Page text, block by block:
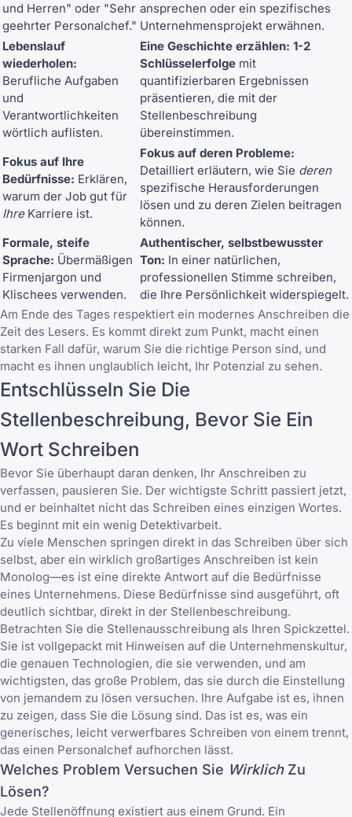
und Herren" oder "Sehr
geehrter Personalchef."
ansprechen oder ein spezifisches
Unternehmensprojekt erwähnen.
Lebenslauf
wiederholen:
Berufliche Aufgaben
und
Verantwortlichkeiten
wörtlich auflisten.
Eine Geschichte erzählen: 1-2
Schlüsselerfolge mit
quantifizierbaren Ergebnissen
präsentieren, die mit der
Stellenbeschreibung
übereinstimmen.
Fokus auf Ihre
Bedürfnisse: Erklären,
warum der Job gut für
IhreKarriere ist.
Fokus auf deren Probleme:
Detailliert erläutern, wie Sie deren
spezifische Herausforderungen
lösen und zu deren Zielen beitragen
können.
Formale, steife
Sprache: Übermäßigen
Firmenjargon und
Klischees verwenden.
Authentischer, selbstbewusster
Ton: In einer natürlichen,
professionellen Stimme schreiben,
die Ihre Persönlichkeit widerspiegelt.
Am Ende des Tages respektiert ein modernes Anschreiben die
Zeit des Lesers. Es kommt direkt zum Punkt, macht einen
starken Fall dafür, warum Sie die richtige Person sind, und
macht es ihnen unglaublich leicht, Ihr Potenzial zu sehen.
Entschlüsseln Sie Die
Stellenbeschreibung, Bevor Sie Ein
Wort Schreiben
Bevor Sie überhaupt daran denken, Ihr Anschreiben zu
verfassen, pausieren Sie. Der wichtigste Schritt passiert jetzt,
und er beinhaltet nicht das Schreiben eines einzigen Wortes.
Es beginnt mit ein wenig Detektivarbeit.
Zu viele Menschen springen direkt in das Schreiben über sich
selbst, aber ein wirklich großartiges Anschreiben ist kein
Monolog—es ist eine direkte Antwort auf die Bedürfnisse
eines Unternehmens. Diese Bedürfnisse sind ausgeführt, oft
deutlich sichtbar, direkt in der Stellenbeschreibung.
Betrachten Sie die Stellenausschreibung als Ihren Spickzettel.
Sie ist vollgepackt mit Hinweisen auf die Unternehmenskultur,
die genauen Technologien, die sie verwenden, und am
wichtigsten, das große Problem, das sie durch die Einstellung
von jemandem zu lösen versuchen. Ihre Aufgabe ist es, ihnen
zu zeigen, dass Sie die Lösung sind. Das ist es, was ein
generisches, leicht verwerfbares Schreiben von einem trennt,
das einen Personalchef aufhorchen lässt.
Welches Problem Versuchen Sie WirklichZu
Lösen?
Jede Stellenöffnung existiert aus einem Grund. Ein